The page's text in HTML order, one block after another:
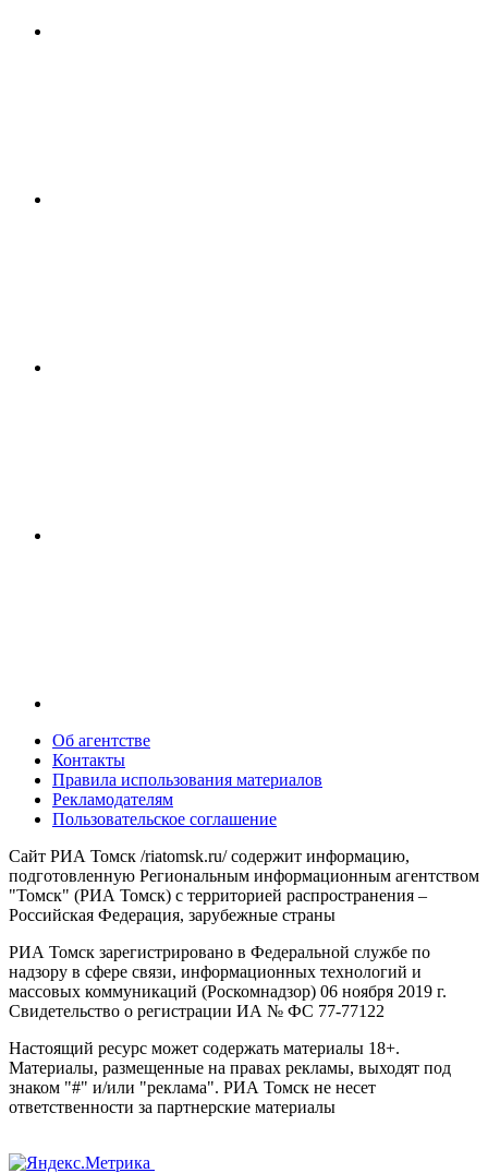
Об агентстве
Контакты
Правила использования материалов
Рекламодателям
Пользовательское соглашение
Сайт РИА Томск /riatomsk.ru/ содержит информацию,
подготовленную Региональным информационным агентством
"Томск" (РИА Томск) с территорией распространения –
Российская Федерация, зарубежные страны
РИА Томск зарегистрировано в Федеральной службе по
надзору в сфере связи, информационных технологий и
массовых коммуникаций (Роскомнадзор) 06 ноября 2019 г.
Свидетельство о регистрации ИА № ФС 77-77122
Настоящий ресурс может содержать материалы 18+.
Материалы, размещенные на правах рекламы, выходят под
знаком "#" и/или "реклама". РИА Томск не несет
ответственности за партнерские материалы